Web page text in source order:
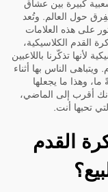
كبيرة بين عشاق
حول العالم. وتُعد
على هذه العلامات
القدم الكلاسيكية،
لأنها تذكّرنا باللاعبين
الناس بها أثناء
وهذا ما يجعلها
أقرب إلى الماضي،
تحبها أنت.
القدم